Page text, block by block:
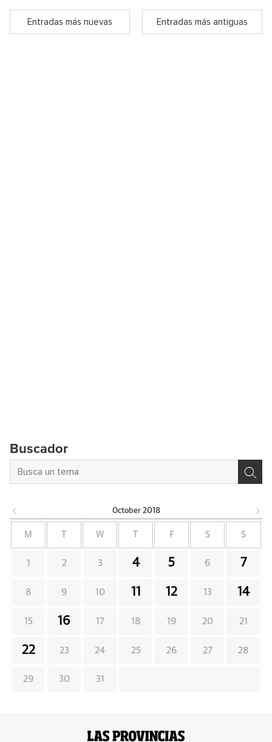
Entradas más nuevas Entradas más antiguas
Buscador
October 2018
M W F S S
1 2 3 4 5 6 7
8 9 10 11 12 13 14
15 16 17 18 19 20 21
22 23 24 25 26 27 28
29 30 31